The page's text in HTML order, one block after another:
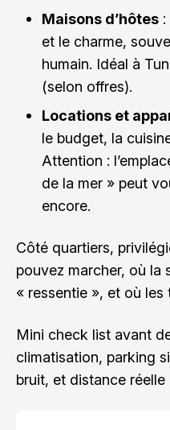
Maisons d’hôtes
et le charme,
humain. Idéal à
(selon offres).
Locations et
le budget, la
Attention :
de la mer » peut
encore.
Côté quartiers,
pouvez marcher, où la
« ressentie », et où
Mini check list avant
climatisation, parking
bruit, et distance